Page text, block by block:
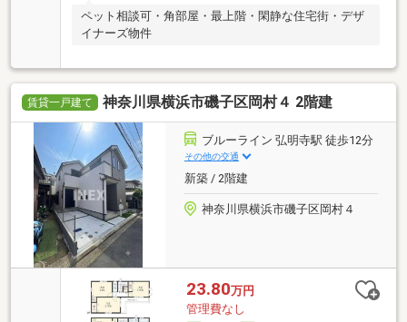
ペット相談可・角部屋・最上階・閑静な住宅街・デザ
イナーズ物件
賃貸一戸建て 神奈川県横浜市磯子区岡村４ 2階建
ブルーライン 弘明寺駅 徒歩12分
その他の交通
新築 / 2階建
神奈川県横浜市磯子区岡村４
23.80万円
管理費なし